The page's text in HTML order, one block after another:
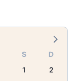
S
D
1
2